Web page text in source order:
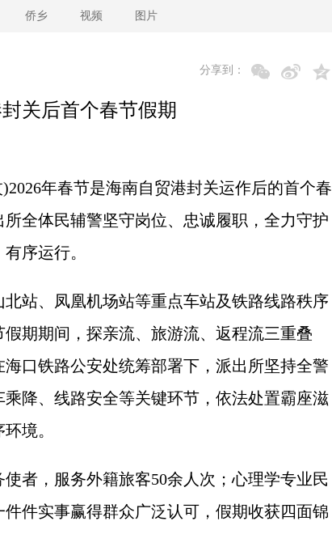
侨乡 视频 图片
分享到：
关后首个春节假期
年春节是海南自贸港封关运作后的首个春
全体民辅警坚守岗位、忠诚履职，全力守护
序运行。
、凤凰机场站等重点车站及铁路线路秩序
期期间，探亲流、旅游流、返程流三重叠
口铁路公安处统筹部署下，派出所坚持全警
降、线路安全等关键环节，依法处置霸座滋
境。
，服务外籍旅客50余人次；心理学专业民
件实事赢得群众广泛认可，假期收获四面锦